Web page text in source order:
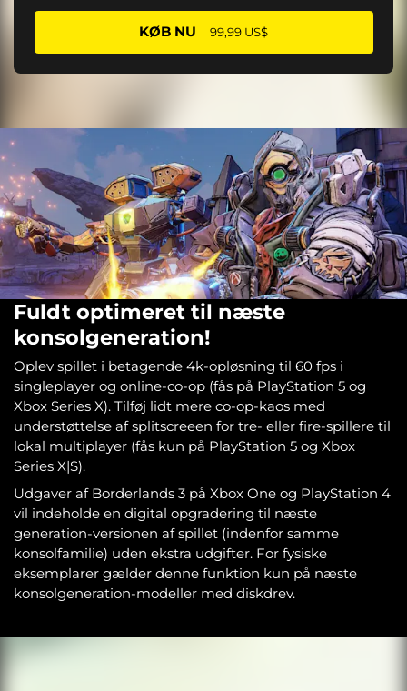
KØB NU 99,99 US$
Fuldt optimeret til næste
konsolgeneration!
Oplev spillet i betagende 4k-opløsning til 60 fps i
singleplayer og online-co-op (fås på PlayStation 5 og
Xbox Series X). Tilføj lidt mere co-op-kaos med
understøttelse af splitscreeen for tre- eller fire-spillere til
lokal multiplayer (fås kun på PlayStation 5 og Xbox
Series X|S).
Udgaver af Borderlands 3 på Xbox One og PlayStation 4
vil indeholde en digital opgradering til næste
generation-versionen af spillet (indenfor samme
konsolfamilie) uden ekstra udgifter. For fysiske
eksemplarer gælder denne funktion kun på næste
konsolgeneration-modeller med diskdrev.